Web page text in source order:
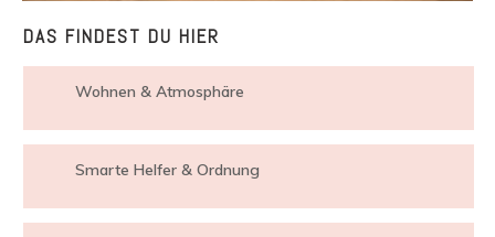
DAS FINDEST DU HIER
Wohnen & Atmosphäre
Smarte Helfer & Ordnung